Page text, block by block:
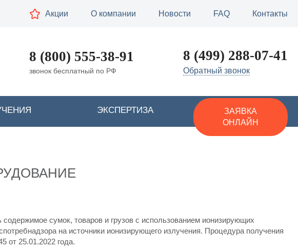
Акции О компании Новости FAQ Контакты
8 (800) 555-38-91
звонок бесплатный по РФ
8 (499) 288-07-41
Обратный звонок
ЭКСПЕРТИЗА
ЗАЯВКА
ОНЛАЙН
сумок, товаров и грузов с использованием ионизирующих
на источники ионизирующего излучения. Процедура получения
от 25.01.2022 года.